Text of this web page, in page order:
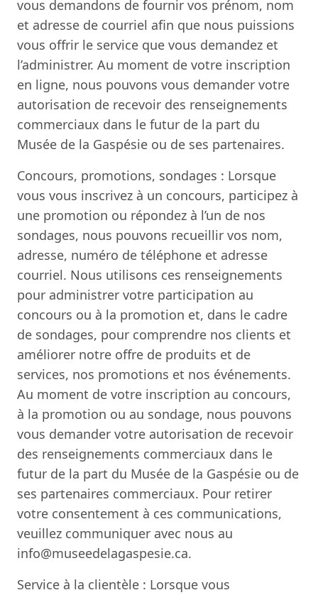
vous demandons de fournir vos prénom, nom
et adresse de courriel afin que nous puissions
vous offrir le service que vous demandez et
l’administrer. Au moment de votre inscription
en ligne, nous pouvons vous demander votre
autorisation de recevoir des renseignements
commerciaux dans le futur de la part du
Musée de la Gaspésie ou de ses partenaires.
Concours, promotions, sondages : Lorsque
vous vous inscrivez à un concours, participez à
une promotion ou répondez à l’un de nos
sondages, nous pouvons recueillir vos nom,
adresse, numéro de téléphone et adresse
courriel. Nous utilisons ces renseignements
pour administrer votre participation au
concours ou à la promotion et, dans le cadre
de sondages, pour comprendre nos clients et
améliorer notre offre de produits et de
services, nos promotions et nos événements.
Au moment de votre inscription au concours,
à la promotion ou au sondage, nous pouvons
vous demander votre autorisation de recevoir
des renseignements commerciaux dans le
futur de la part du Musée de la Gaspésie ou de
ses partenaires commerciaux. Pour retirer
votre consentement à ces communications,
veuillez communiquer avec nous au
info@museedelagaspesie.ca.
Service à la clientèle : Lorsque vous